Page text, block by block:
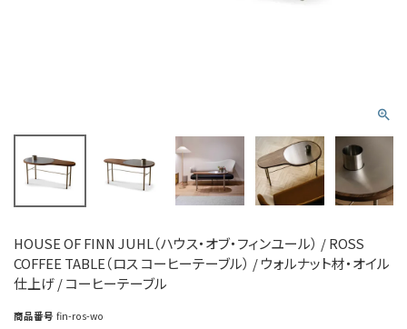
HOUSE OF FINN JUHL（ハウス・オブ・フィンユール） / ROSS
COFFEE TABLE（ロス コーヒーテーブル） / ウォルナット材・オイル
仕上げ / コーヒーテーブル
商品番号 fin-ros-wo